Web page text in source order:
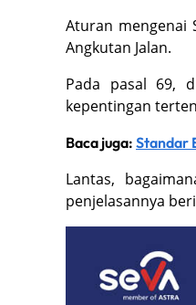
Aturan mengenai
Angkutan Jalan.
Pada pasal 69,
kepentingan
Baca juga: Standar
Lantas,
penjelasannya